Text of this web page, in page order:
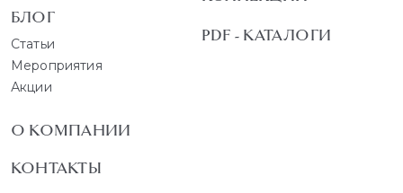
БЛОГ
Статьи
Мероприятия
Акции
PDF - КАТАЛОГИ
О КОМПАНИИ
КОНТАКТЫ